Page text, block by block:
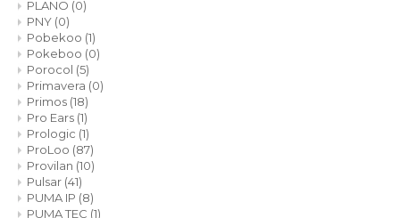
PLANO (0)
PNY (0)
Pobekoo (1)
Pokeboo (0)
Porocol (5)
Primavera (0)
Primos (18)
Pro Ears (1)
Prologic (1)
ProLoo (87)
Provilan (10)
Pulsar (41)
PUMA IP (8)
PUMA TEC (1)